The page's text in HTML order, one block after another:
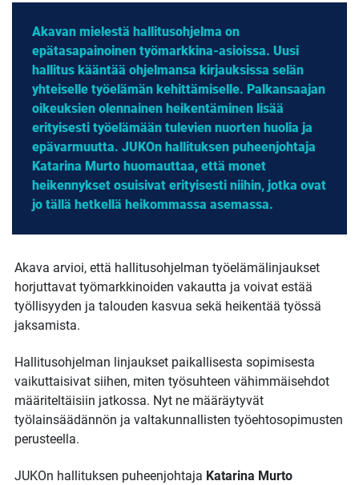
Akavan mielestä hallitusohjelma on
epätasapainoinen työmarkkina-asioissa. Uusi
hallitus kääntää ohjelmansa kirjauksissa selän
yhteiselle työelämän kehittämiselle. Palkansaajan
oikeuksien olennainen heikentäminen lisää
erityisesti työelämään tulevien nuorten huolia ja
epävarmuutta. JUKOn hallituksen puheenjohtaja
Katarina Murto huomauttaa, että monet
heikennykset osuisivat erityisesti niihin, jotka ovat
jo tällä hetkellä heikommassa asemassa.
Akava arvioi, että hallitusohjelman työelämälinjaukset
horjuttavat työmarkkinoiden vakautta ja voivat estää
työllisyyden ja talouden kasvua sekä heikentää työssä
jaksamista.
Hallitusohjelman linjaukset paikallisesta sopimisesta
vaikuttaisivat siihen, miten työsuhteen vähimmäisehdot
määriteltäisiin jatkossa. Nyt ne määräytyvät
työlainsäädännön ja valtakunnallisten työehtosopimusten
perusteella.
JUKOn hallituksen puheenjohtaja Katarina Murto